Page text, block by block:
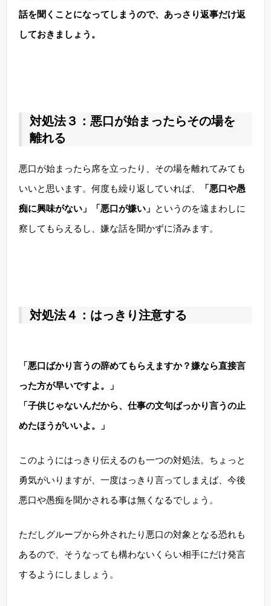
話を聞くことになってしまうので、あっさり返事だけ返
しておきましょう。
対処法３：悪口が始まったらその場を
離れる
悪口が始まったら席を立ったり、その場を離れてみても
いいと思います。何度も繰り返していれば、
「悪口や愚
痴に興味がない」「悪口が嫌い」 というのを遠まわしに
察してもらえるし、嫌な話を聞かずに済みます。
対処法４：はっきり注意する
「悪口ばかり言うの辞めてもらえますか？嫌なら直接言
った方が早いですよ。」
「子供じゃないんだから、仕事の文句ばっかり言うの止
めたほうがいいよ。」
このようにはっきり伝えるのも一つの対処法。ちょっと
勇気がいりますが、一度はっきり言ってしまえば、今後
悪口や愚痴を聞かされる事は無くなるでしょう。
ただしグループから外されたり悪口の対象となる恐れも
あるので、そうなっても構わないくらい相手にだけ発言
するようにしましょう。